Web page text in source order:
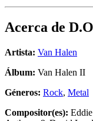
Acerca de
Artista: Van Halen
Álbum: Van Halen II
Géneros: Rock, Metal
Compositor(es):